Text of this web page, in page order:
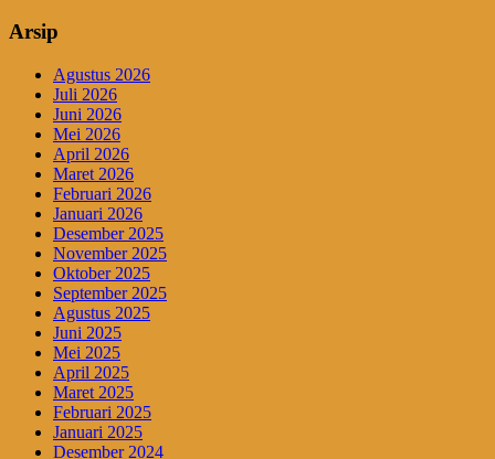
Arsip
Agustus 2026
Juli 2026
Juni 2026
Mei 2026
April 2026
Maret 2026
Februari 2026
Januari 2026
Desember 2025
November 2025
Oktober 2025
September 2025
Agustus 2025
Juni 2025
Mei 2025
April 2025
Maret 2025
Februari 2025
Januari 2025
Desember 2024